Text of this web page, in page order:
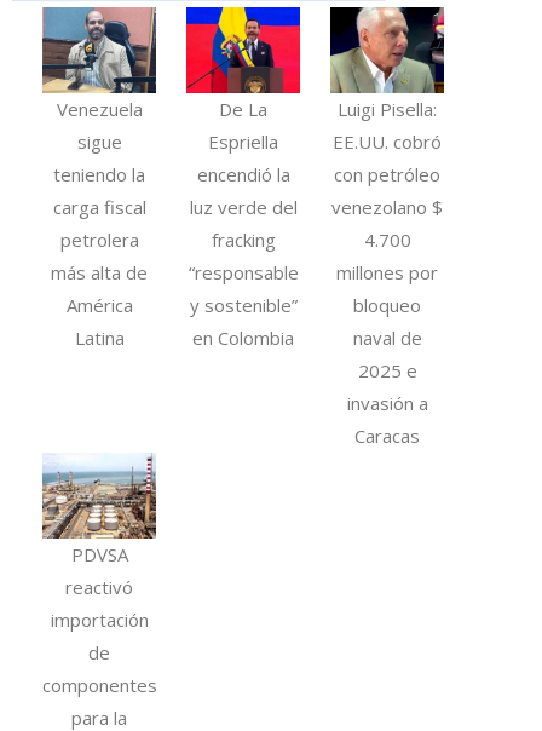
Venezuela
sigue
teniendo la
carga fiscal
petrolera
más alta de
América
Latina
De La
Espriella
encendió la
luz verde del
fracking
“responsable
y sostenible”
en Colombia
Luigi Pisella:
EE.UU. cobró
con petróleo
venezolano $
4.700
millones por
bloqueo
naval de
2025 e
invasión a
Caracas
PDVSA
reactivó
importación
de
componentes
para la